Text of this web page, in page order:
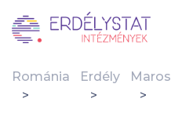
Románia Erdély Maros